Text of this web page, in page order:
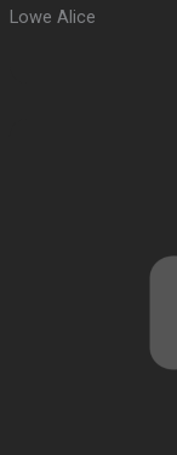
Lowe Alice